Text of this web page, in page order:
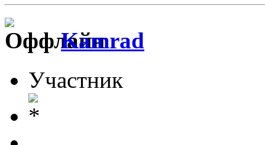
Kamrad
Участник